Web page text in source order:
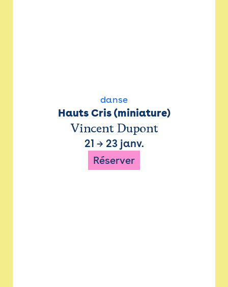
danse
Hauts Cris (miniature)
Vincent Dupont
21 → 23 janv.
Réserver